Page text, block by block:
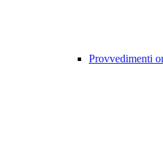
Provvedimenti